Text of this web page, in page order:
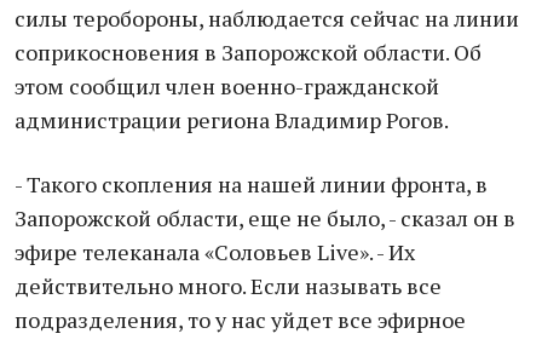
силы теробороны, наблюдается сейчас на линии
соприкосновения в Запорожской области. Об
этом сообщил член военно-гражданской
администрации региона Владимир Рогов.
- Такого скопления на нашей линии фронта, в
Запорожской области, еще не было, - сказал он в
эфире телеканала «Соловьев Live». - Их
действительно много. Если называть все
подразделения, то у нас уйдет все эфирное